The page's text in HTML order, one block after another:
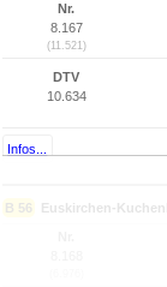
Nr.
8.167
(11.521)
DTV
10.634
Infos...
B 56 Euskirchen-